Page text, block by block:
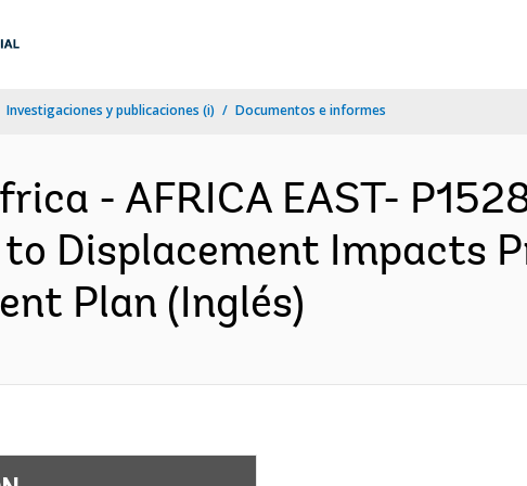
Investigaciones y publicaciones (i) Documentos e informes
- AFRICA EAST-
to Displacement Impacts
Plan (Inglés)